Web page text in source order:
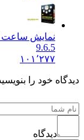
نمایش ساعت
9.6.5
۱۰۱٬۲۷۷
دیدگاه خود را
دیدگاه